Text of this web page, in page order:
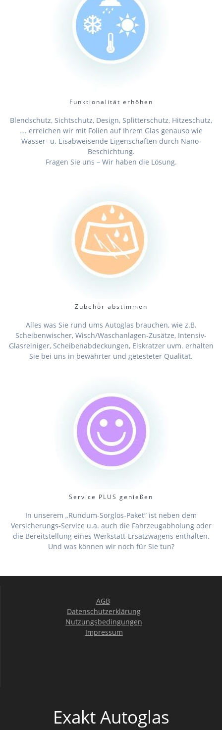
Funktionalität erhöhen
Blendschutz, Sichtschutz, Design, Splitterschutz, Hitzeschutz,
…. erreichen wir mit Folien auf Ihrem Glas genauso wie
Wasser- u. Eisabweisende Eigenschaften durch Nano-
Beschichtung.
Fragen Sie uns – Wir haben die Lösung.
Zubehör abstimmen
Alles was Sie rund ums Autoglas brauchen, wie z.B.
Scheibenwischer, Wisch/Waschanlagen-Zusätze, Intensiv-
Glasreiniger, Scheibenabdeckungen, Eiskratzer uvm. erhalten
Sie bei uns in bewährter und getesteter Qualität.
Service PLUS genießen
In unserem „Rundum-Sorglos-Paket“ ist neben dem
Versicherungs-Service u.a. auch die Fahrzeugabholung oder
die Bereitstellung eines Werkstatt-Ersatzwagens enthalten.
Und was können wir noch für Sie tun?
AGB
Datenschutzerklärung
Nutzungsbedingungen
Impressum
Exakt Autoglas